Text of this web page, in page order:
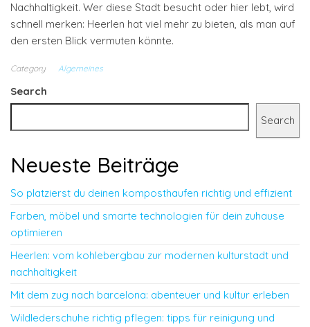
Nachhaltigkeit. Wer diese Stadt besucht oder hier lebt, wird
schnell merken: Heerlen hat viel mehr zu bieten, als man auf
den ersten Blick vermuten könnte.
Category Algemeines
Search
Search
Neueste Beiträge
So platzierst du deinen komposthaufen richtig und effizient
Farben, möbel und smarte technologien für dein zuhause
optimieren
Heerlen: vom kohlebergbau zur modernen kulturstadt und
nachhaltigkeit
Mit dem zug nach barcelona: abenteuer und kultur erleben
Wildlederschuhe richtig pflegen: tipps für reinigung und